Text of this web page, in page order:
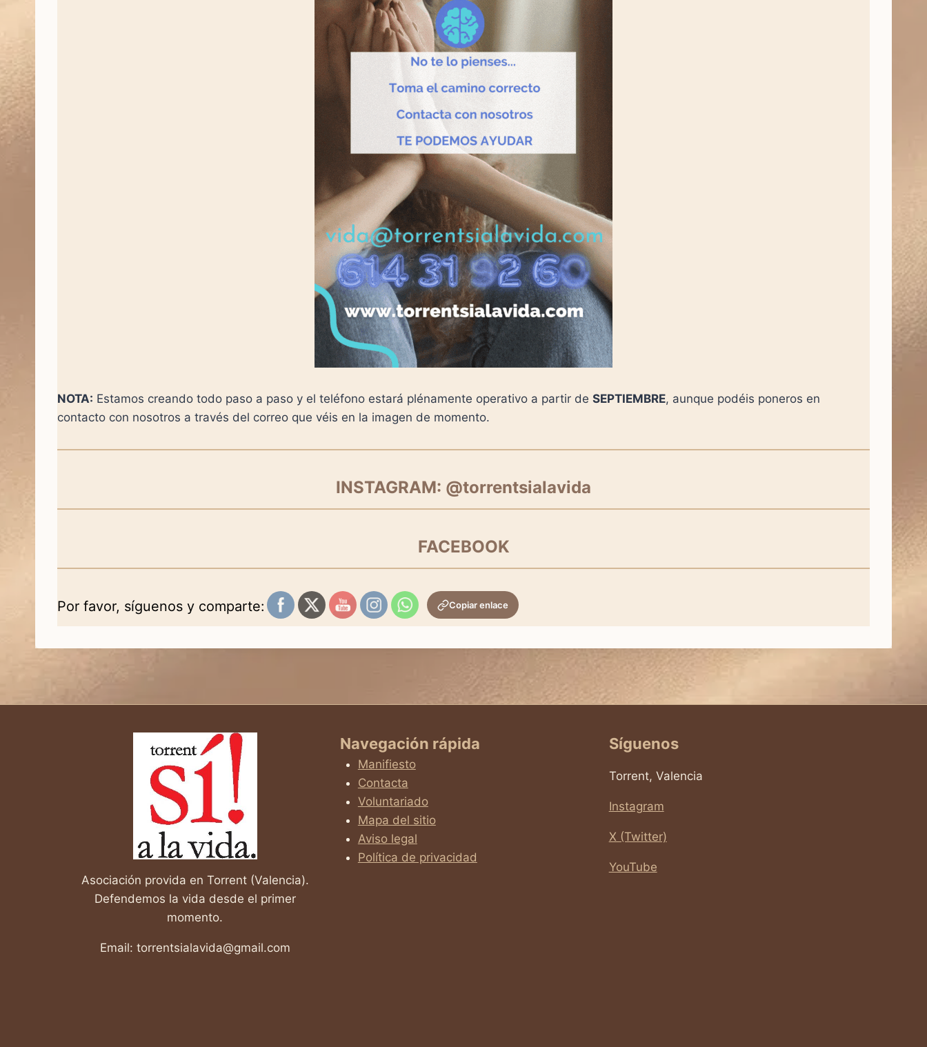
NOTA: Estamos creando todo paso a paso y el teléfono estará plénamente operativo a partir de SEPTIEMBRE, aunque podéis poneros en
contacto con nosotros a través del correo que véis en la imagen de momento.
INSTAGRAM: @torrentsialavida
FACEBOOK
Por favor, síguenos y comparte: Copiar enlace
Asociación provida en Torrent (Valencia).
Defendemos la vida desde el primer
momento.
Email: torrentsialavida@gmail.com
Navegación rápida
Manifiesto
Contacta
Voluntariado
Mapa del sitio
Aviso legal
Política de privacidad
Síguenos
Torrent, Valencia
Instagram
X (Twitter)
YouTube